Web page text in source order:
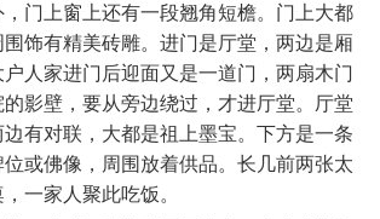
门上窗上还有一段翘角短檐。门上大都
饰有精美砖雕。进门是厅堂，两边是厢
人家进门后迎面又是一道门，两扇木门
影壁，要从旁边绕过，才进厅堂。厅堂
有对联，大都是祖上墨宝。下方是一条
或佛像，周围放着供品。长几前两张太
一家人聚此吃饭。